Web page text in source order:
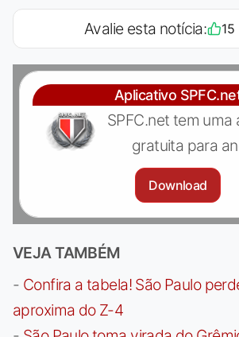
Avalie esta notícia: 15
Aplicativo
SPFC.net tem uma
gratuita para
Download
VEJA TAMBÉM
- Confira a tabela! São Paulo
aproxima do Z-4